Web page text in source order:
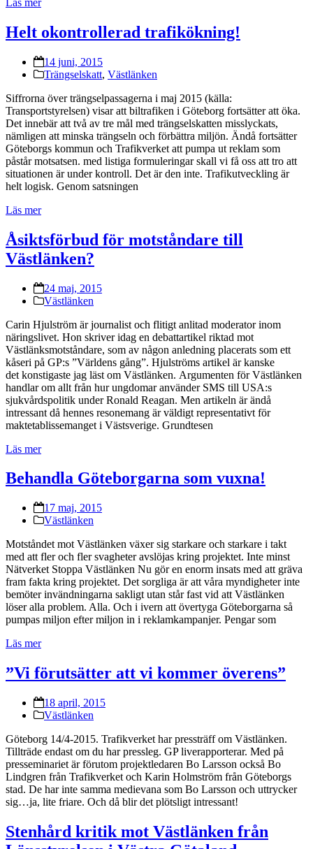
Läs mer
Helt okontrollerad trafikökning!
14 juni, 2015
Trängselskatt, Västlänken
Siffrorna över trängselpassagerna i maj 2015 (källa:
Transportstyrelsen) visar att biltrafiken i Göteborg fortsätter att öka.
Det innebär att två av tre mål med trängselskatten misslyckats,
nämligen att minska trängseln och förbättra miljön. Ändå fortsätter
Göteborgs kommun och Trafikverket att pumpa ut reklam som
påstår motsatsen. med listiga formuleringar skall vi få oss att tro att
situationen är under kontroll. Det är den inte. Trafikutveckling är
helt logisk. Genom satsningen
Läs mer
Åsiktsförbud för motståndare till
Västlänken?
24 maj, 2015
Västlänken
Carin Hjulström är journalist och flitigt anlitad moderator inom
näringslivet. Hon skriver idag en debattartikel riktad mot
Västlänksmotståndare, som av någon anledning placerats som ett
kåseri på GP:s ”Världens gång”. Hjulströms artikel är kanske
det konstigaste jag läst om Västlänken. Argumenten för Västlänken
handlar om allt från hur ungdomar använder SMS till USA:s
sjukvårdspolitik under Ronald Reagan. Men artikeln är ändå
intressant då hennes resonemang är väldigt representativt för
maktetablissemanget i Västsverige. Grundtesen
Läs mer
Behandla Göteborgarna som vuxna!
17 maj, 2015
Västlänken
Motståndet mot Västlänken växer sig starkare och starkare i takt
med att fler och fler svagheter avslöjas kring projektet. Inte minst
Nätverket Stoppa Västlänken Nu gör en enorm insats med att gräva
fram fakta kring projektet. Det sorgliga är att våra myndigheter inte
bemöter invändningarna sakligt utan står fast vid att Västlänken
löser alla problem. Alla. Och i ivern att övertyga Göteborgarna så
pumpas miljon efter miljon in i reklamkampanjer. Pengar som
Läs mer
”Vi förutsätter att vi kommer överens”
18 april, 2015
Västlänken
Göteborg 14/4-2015. Trafikverket har pressträff om Västlänken.
Tillträde endast om du har pressleg. GP liverapporterar. Med på
presseminariet är förutom projektledaren Bo Larsson också Bo
Lindgren från Trafikverket och Karin Holmström från Göteborgs
stad. De har inte samma medievana som Bo Larsson och uttrycker
sig…ja, lite friare. Och då blir det plötsligt intressant!
Stenhård kritik mot Västlänken från